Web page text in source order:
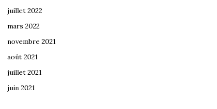
juillet 2022
mars 2022
novembre 2021
août 2021
juillet 2021
juin 2021